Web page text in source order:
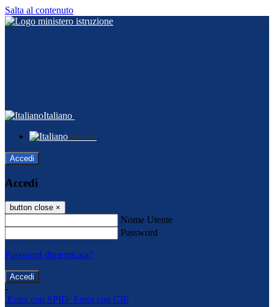
Salta al contenuto
Italiano
Italiano
Accedi
Accedi
button close ×
Nome Utente
Password
Password dimenticata?
-
Entra con SPID Entra con CIE